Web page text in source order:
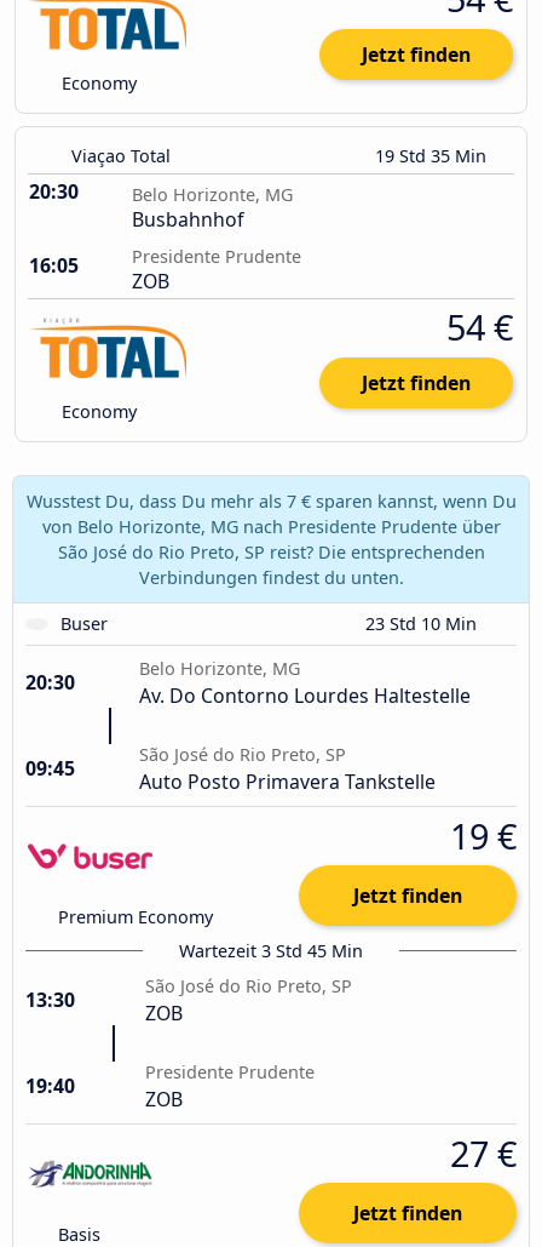
Economy
Jetzt finden
Viaçao Total 19 Std 35 Min
20:30 Belo Horizonte, MG
Busbahnhof
16:05
Presidente Prudente
ZOB
Economy
54 €
Jetzt finden
Wusstest Du, dass Du mehr als 7 € sparen kannst, wenn Du
von Belo Horizonte, MG nach Presidente Prudente über
São José do Rio Preto, SP reist? Die entsprechenden
Verbindungen findest du unten.
Buser
23 Std 10 Min
20:30
Belo Horizonte, MG
Av. Do Contorno Lourdes Haltestelle
09:45
São José do Rio Preto, SP
Auto Posto Primavera Tankstelle
Premium Economy
19 €
Jetzt finden
Wartezeit 3 Std 45 Min
13:30
São José do Rio Preto, SP
ZOB
19:40
Presidente Prudente
ZOB
Basis
27 €
Jetzt finden